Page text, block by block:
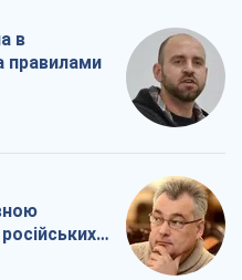
в
правилами